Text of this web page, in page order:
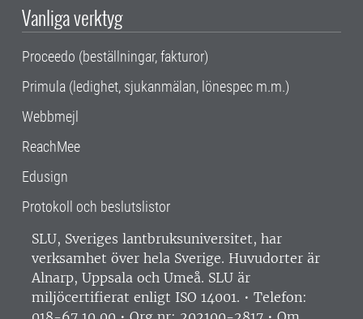
Vanliga verktyg
Proceedo (beställningar, fakturor)
Primula (ledighet, sjukanmälan, lönespec m.m.)
Webbmejl
ReachMee
Edusign
Protokoll och beslutslistor
SLU, Sveriges lantbruksuniversitet, har
verksamhet över hela Sverige. Huvudorter är
Alnarp, Uppsala och Umeå. SLU är
miljöcertifierat enligt ISO 14001. • Telefon: